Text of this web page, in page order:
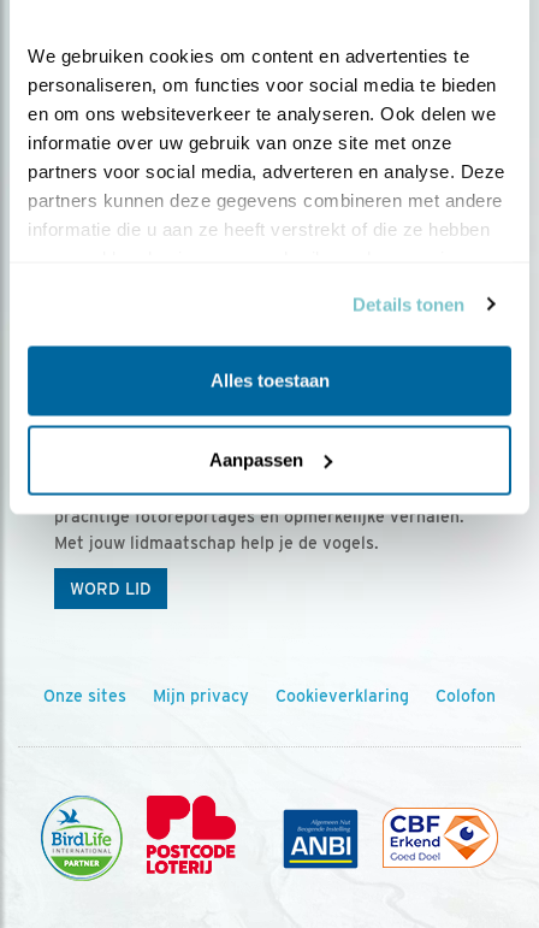
We gebruiken cookies om content en advertenties te
personaliseren, om functies voor social media te bieden
en om ons websiteverkeer te analyseren. Ook delen we
informatie over uw gebruik van onze site met onze
partners voor social media, adverteren en analyse. Deze
partners kunnen deze gegevens combineren met andere
informatie die u aan ze heeft verstrekt of die ze hebben
Details tonen
Alles toestaan
Aanpassen
Ontvang 5 x Vogels voor € 36,00 per jaar
Vogels is het tijdschrift voor onze leden, met
prachtige fotoreportages en opmerkelijke verhalen.
Met jouw lidmaatschap help je de vogels.
WORD LID
Onze sites Mijn privacy Cookieverklaring Colofon